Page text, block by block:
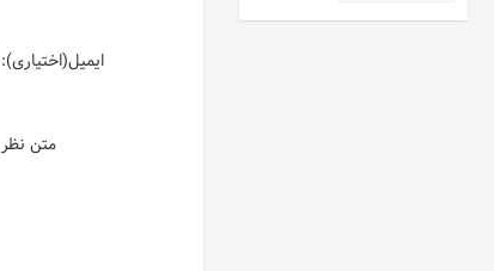
ایمیل(اختیاری):
متن نظر